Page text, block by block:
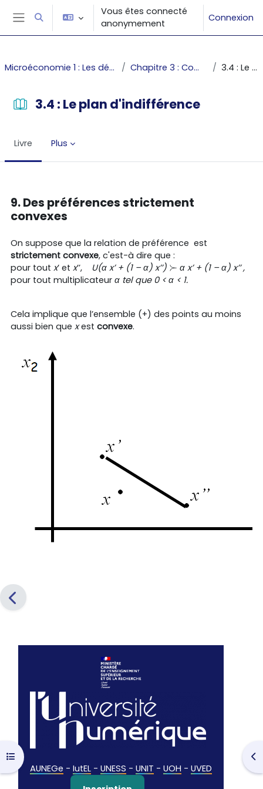
Passer au contenu principal
Panneau latéral
Activer/désactiver la saisie de recherche
Vous êtes connecté
anonymement
Connexion
Ouvrir l’index du cours
Microéconomie 1 : Les décisions du producteur et du consommateur Chapitre 3 : Comment représenter les préférences 3.4 : Le plan d'indifférence
3.4 : Le plan d'indifférence
Livre Plus
9. Des préférences strictement
convexes
On suppose que la relation de préférence est
strictement convexe, c'est-à dire que :
pour tout x’ et x’’, U(α x’ + (1 –α) x’’) ≻
≻ α x’ + (1 –α) x’’,
pour tout multiplicateur α tel que 0 <α < 1.
Cela implique que l’ensemble (+) des points au moins
aussi bien que xest convexe.
AUNEGe - IutEL - UNESS - UNIT - UOH - UVED